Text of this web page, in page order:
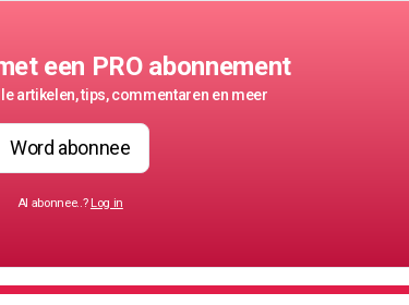
een PRO abonnement
artikelen, tips, commentaren en meer
Word abonnee
Al abonnee..? Log in